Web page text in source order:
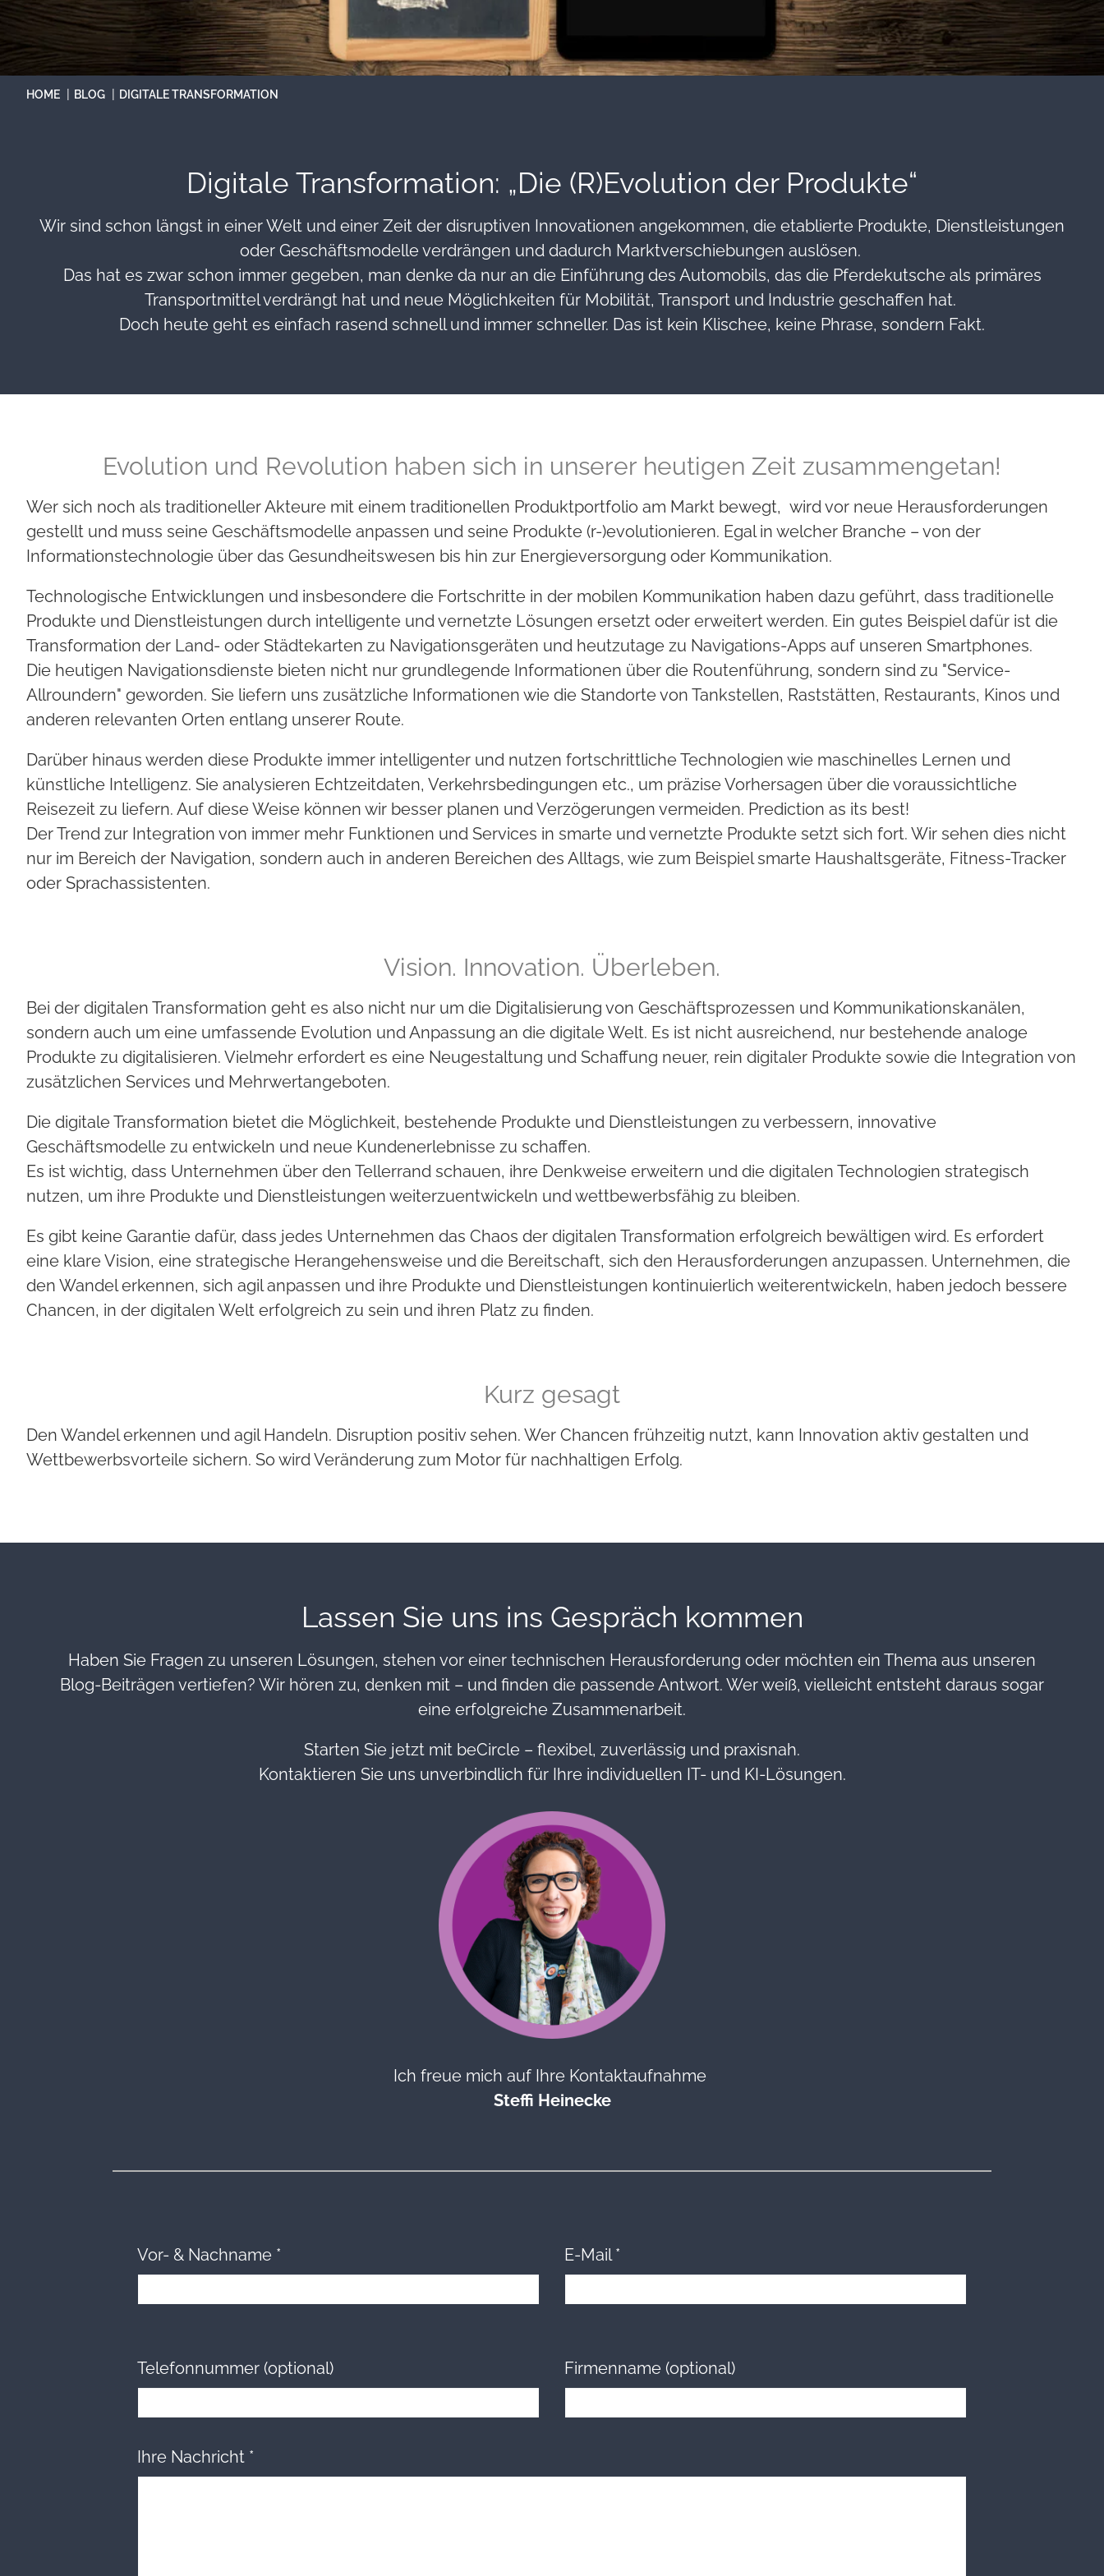
You are here:
HOME BLOG DIGITALE TRANSFORMATION
Digitale Transformation: „Die (R)Evolution der Produkte“
Wir sind schon längst in einer Welt und einer Zeit der disruptiven Innovationen angekommen, die etablierte Produkte, Dienstleistungen
oder Geschäftsmodelle verdrängen und dadurch Marktverschiebungen auslösen.
Das hat es zwar schon immer gegeben, man denke da nur an die Einführung des Automobils, das die Pferdekutsche als primäres
Transportmittel verdrängt hat und neue Möglichkeiten für Mobilität, Transport und Industrie geschaffen hat.
Doch heute geht es einfach rasend schnell und immer schneller. Das ist kein Klischee, keine Phrase, sondern Fakt.
Evolution und Revolution haben sich in unserer heutigen Zeit zusammengetan!
Wer sich noch als traditioneller Akteure mit einem traditionellen Produktportfolio am Markt bewegt, wird vor neue Herausforderungen
gestellt und muss seine Geschäftsmodelle anpassen und seine Produkte (r-)evolutionieren. Egal in welcher Branche – von der
Informationstechnologie über das Gesundheitswesen bis hin zur Energieversorgung oder Kommunikation.
Technologische Entwicklungen und insbesondere die Fortschritte in der mobilen Kommunikation haben dazu geführt, dass traditionelle
Produkte und Dienstleistungen durch intelligente und vernetzte Lösungen ersetzt oder erweitert werden. Ein gutes Beispiel dafür ist die
Transformation der Land- oder Städtekarten zu Navigationsgeräten und heutzutage zu Navigations-Apps auf unseren Smartphones.
Die heutigen Navigationsdienste bieten nicht nur grundlegende Informationen über die Routenführung, sondern sind zu "Service-
Allroundern" geworden. Sie liefern uns zusätzliche Informationen wie die Standorte von Tankstellen, Raststätten, Restaurants, Kinos und
anderen relevanten Orten entlang unserer Route.
Darüber hinaus werden diese Produkte immer intelligenter und nutzen fortschrittliche Technologien wie maschinelles Lernen und
künstliche Intelligenz. Sie analysieren Echtzeitdaten, Verkehrsbedingungen etc., um präzise Vorhersagen über die voraussichtliche
Reisezeit zu liefern. Auf diese Weise können wir besser planen und Verzögerungen vermeiden. Prediction as its best!
Der Trend zur Integration von immer mehr Funktionen und Services in smarte und vernetzte Produkte setzt sich fort. Wir sehen dies nicht
nur im Bereich der Navigation, sondern auch in anderen Bereichen des Alltags, wie zum Beispiel smarte Haushaltsgeräte, Fitness-Tracker
oder Sprachassistenten.
Vision. Innovation. Überleben.
Bei der digitalen Transformation geht es also nicht nur um die Digitalisierung von Geschäftsprozessen und Kommunikationskanälen,
sondern auch um eine umfassende Evolution und Anpassung an die digitale Welt. Es ist nicht ausreichend, nur bestehende analoge
Produkte zu digitalisieren. Vielmehr erfordert es eine Neugestaltung und Schaffung neuer, rein digitaler Produkte sowie die Integration von
zusätzlichen Services und Mehrwertangeboten.
Die digitale Transformation bietet die Möglichkeit, bestehende Produkte und Dienstleistungen zu verbessern, innovative
Geschäftsmodelle zu entwickeln und neue Kundenerlebnisse zu schaffen.
Es ist wichtig, dass Unternehmen über den Tellerrand schauen, ihre Denkweise erweitern und die digitalen Technologien strategisch
nutzen, um ihre Produkte und Dienstleistungen weiterzuentwickeln und wettbewerbsfähig zu bleiben.
Es gibt keine Garantie dafür, dass jedes Unternehmen das Chaos der digitalen Transformation erfolgreich bewältigen wird. Es erfordert
eine klare Vision, eine strategische Herangehensweise und die Bereitschaft, sich den Herausforderungen anzupassen. Unternehmen, die
den Wandel erkennen, sich agil anpassen und ihre Produkte und Dienstleistungen kontinuierlich weiterentwickeln, haben jedoch bessere
Chancen, in der digitalen Welt erfolgreich zu sein und ihren Platz zu finden.
Kurz gesagt
Den Wandel erkennen und agil Handeln. Disruption positiv sehen. Wer Chancen frühzeitig nutzt, kann Innovation aktiv gestalten und
Wettbewerbsvorteile sichern. So wird Veränderung zum Motor für nachhaltigen Erfolg.
Lassen Sie uns ins Gespräch kommen
Haben Sie Fragen zu unseren Lösungen, stehen vor einer technischen Herausforderung oder möchten ein Thema aus unseren
Blog-Beiträgen vertiefen? Wir hören zu, denken mit – und finden die passende Antwort. Wer weiß, vielleicht entsteht daraus sogar
eine erfolgreiche Zusammenarbeit.
Starten Sie jetzt mit beCircle – flexibel, zuverlässig und praxisnah.
Kontaktieren Sie uns unverbindlich für Ihre individuellen IT- und KI-Lösungen.
Ich freue mich auf Ihre Kontaktaufnahme
Steffi Heinecke
Vor- & Nachname * E-Mail*
Telefonnummer (optional) Firmenname (optional)
Ihre Nachricht *